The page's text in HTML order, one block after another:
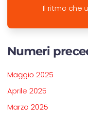
Il ritmo che
Numeri
Maggio 2025
Aprile 2025
Marzo 2025